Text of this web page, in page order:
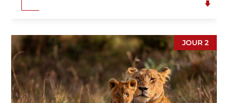
d’herbivores, gnous, zèbres, buffles,
éléphants mais aussi de la plus grande
population de lions et de centaines d’espèces
d’oiseaux. C’est également le théâtre
privilégié de la grande migration des gnous
et de mammifères. Phénomène
extraordinaire, à partir de mi-juin, plusieurs
JOUR 2